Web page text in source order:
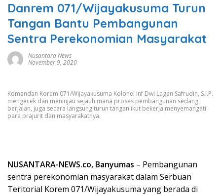
Danrem 071/Wijayakusuma Turun
Tangan Bantu Pembangunan
Sentra Perekonomian Masyarakat
Nusantara News
November 9, 2020
Komandan Korem 071/Wijayakusuma Kolonel Inf Dwi Lagan Safrudin, S.I.P.
mengecek dan meninjau sejauh mana proses pembangunan sedang
berjalan, juga secara langsung turun tangan ikut bekerja menyemangati
para prajurit dan masyarakatnya.
NUSANTARA-NEWS.co, Banyumas – Pembangunan
sentra perekonomian masyarakat dalam Serbuan
Teritorial Korem 071/Wijayakusuma yang berada di